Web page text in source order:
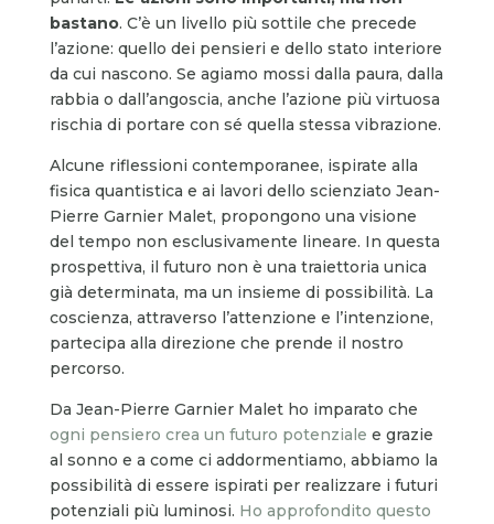
bastano. C’è un livello più sottile che precede
l’azione: quello dei pensieri e dello stato interiore
da cui nascono. Se agiamo mossi dalla paura, dalla
rabbia o dall’angoscia, anche l’azione più virtuosa
rischia di portare con sé quella stessa vibrazione.
Alcune riflessioni contemporanee, ispirate alla
fisica quantistica e ai lavori dello scienziato Jean-
Pierre Garnier Malet, propongono una visione
del tempo non esclusivamente lineare. In questa
prospettiva, il futuro non è una traiettoria unica
già determinata, ma un insieme di possibilità. La
coscienza, attraverso l’attenzione e l’intenzione,
partecipa alla direzione che prende il nostro
percorso.
Da Jean-Pierre Garnier Malet ho imparato che
ogni pensiero crea un futuro potenziale e grazie
al sonno e a come ci addormentiamo, abbiamo la
possibilità di essere ispirati per realizzare i futuri
potenziali più luminosi. Ho approfondito questo